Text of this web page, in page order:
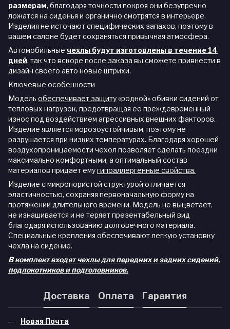
размерам, благодаря точности покроя они безупречно
ложатся на сиденья и органично смотрятся в интерьере.
Изделия не источают специфических запахов, поэтому в
вашем салоне будет сохраняться привычная атмосфера.
Автомобильные чехлы будут изготовлены в течение 14
дней, так что вскоре после заказа вы сможете привнести в
дизайн своего авто новые штрихи.
Ключевые особенности
Модель обеспечивает защиту«родной» обивки сидений от
тепловых нагрузок, предотвращая ее преждевременный
износ под воздействием агрессивных внешних факторов.
Изделие является морозоустойчивым, поэтому не
разрушается при низких температурах. Благодаря хорошей
воздухопроницаемости чехол позволяет сделать поездки
максимально комфортными, а оптимальный состав
материалов придает емугипоаллергенные свойства.
Изделие с микропористой структурой отличается
эластичностью, сохраняя первоначальную форму на
протяжении длительного времени. Модель не выцветает,
не изнашивается и не теряет презентабельный вид
благодаря использованию долговечного материала.
Специальные крепления обеспечивают легкую установку
чехла на сидение.
В комплект входят чехлы для передних и задних сидений,
подлокотников и подголовников.
Доставка Оплата Гарантия
Новая Почта